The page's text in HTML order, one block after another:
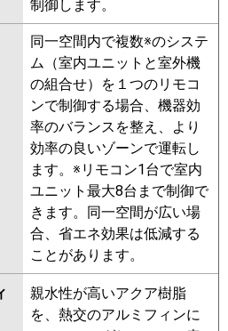
PA-P63L7HN
PA-P63L6HB PA-
PA-P63L6HN1
PA-
PA-P63L6H
制御します。
同一空間内で複数※のシステ
ム（室内ユニットと室外機
の組合せ）を１つのリモコ
ンで制御する場合、機器効
率のバランスを整え、より
効率の良いゾーンで運転し
ます。※リモコン1台で室内
ユニット最大8台まで制御で
きます。同一空間が広い場
合、省エネ効果は低減する
ことがあります。
親水性が高いアクア樹脂
を、熱交のアルミフィンに